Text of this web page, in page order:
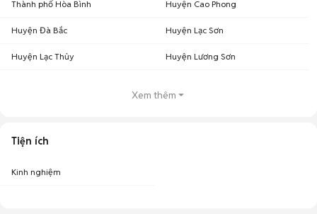
Thành phố Hòa Bình Huyện Cao Phong
Huyện Đà Bắc Huyện Lạc Sơn
Huyện Lạc Thủy Huyện Lương Sơn
Xem thêm
Tiện ích
Kinh nghiệm